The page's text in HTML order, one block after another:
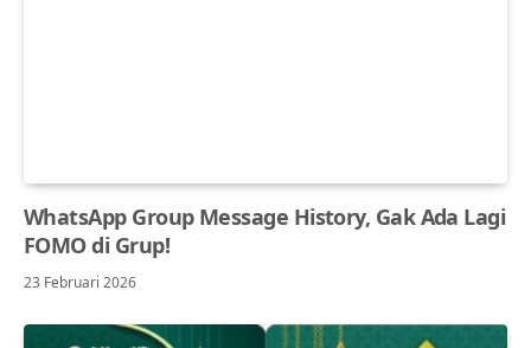
WhatsApp Group Message History, Gak Ada Lagi
FOMO di Grup!
23 Februari 2026